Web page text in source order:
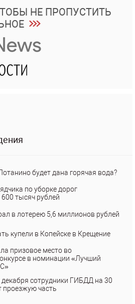
НЕ ПРОПУСТИТЬ
будет дана горячая вода?
по уборке дорог
тысяч рублей
в лотерею 5,6 миллионов рублей
купели в Копейске в Крещение
призовое место во
в номинации «Лучший
сотрудники ГИБДД на 30
проезжую часть